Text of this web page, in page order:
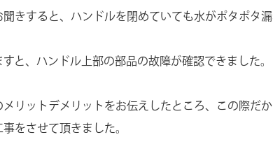
聞きすると、ハンドルを閉めていても水がポタポタ
すと、ハンドル上部の部品の故障が確認できました
リットデメリットをお伝えしたところ、この際だ
をさせて頂きました。